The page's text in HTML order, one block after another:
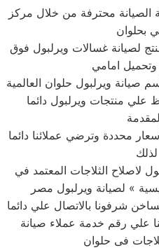
محترفة من خلال مركز
لصيانة غسالات ويرلبول فوق
صيانة ويرلبول حلوان العالمية
علي منتجات ويرلبول دائما
محددة وترضي عملائنا دائما
» لصيانة ويرلبول مصر
شرفونا بالاتصال علي دائما
علي رقم خدمة عملاء صيانة